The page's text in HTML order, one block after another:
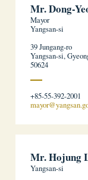
Mr. Dong-
Mayor
Yangsan-si
39 Jungang-ro
Yangsan-si,
50624
+85-55-392-2001
Mr. Hojung
Yangsan-si